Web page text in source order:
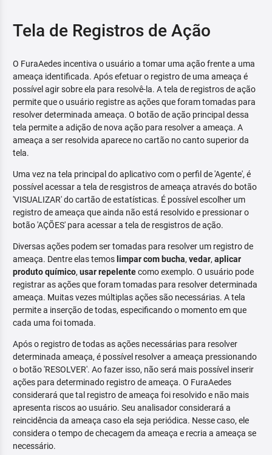
Tela de Registros de Ação
O FuraAedes incentiva o usuário a tomar uma ação frente a uma
ameaça identificada. Após efetuar o registro de uma ameaça é
possível agir sobre ela para resolvê-la. A tela de registros de ação
permite que o usuário registre as ações que foram tomadas para
resolver determinada ameaça. O botão de ação principal dessa
tela permite a adição de nova ação para resolver a ameaça. A
ameaça a ser resolvida aparece no cartão no canto superior da
tela.
Uma vez na tela principal do aplicativo com o perfil de 'Agente', é
possível acessar a tela de resgistros de ameaça através do botão
'VISUALIZAR' do cartão de estatísticas. É possível escolher um
registro de ameaça que ainda não está resolvido e pressionar o
botão 'AÇÕES' para acessar a tela de resgistros de ação.
Diversas ações podem ser tomadas para resolver um registro de
ameaça. Dentre elas temos limpar com bucha, vedar, aplicar
produto químico, usar repelentecomo exemplo. O usuário pode
registrar as ações que foram tomadas para resolver determinada
ameaça. Muitas vezes múltiplas ações são necessárias. A tela
permite a inserção de todas, especificando o momento em que
cada uma foi tomada.
Após o registro de todas as ações necessárias para resolver
determinada ameaça, é possível resolver a ameaça pressionando
o botão 'RESOLVER'. Ao fazer isso, não será mais possível inserir
ações para determinado registro de ameaça. O FuraAedes
considerará que tal registro de ameaça foi resolvido e não mais
apresenta riscos ao usuário. Seu analisador considerará a
reincidência da ameaça caso ela seja periódica. Nesse caso, ele
considera o tempo de checagem da ameaça e recria a ameaça se
necessário.